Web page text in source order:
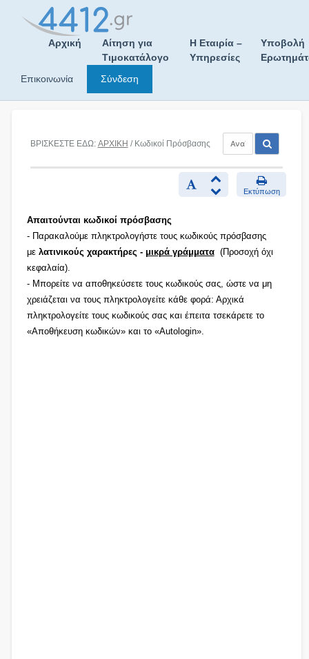
Αρχική
Αίτηση για
Τιμοκατάλογο
Η Εταιρία –
Υπηρεσίες
Υποβολή
Επικοινωνία
Σύνδεση
ΒΡΙΣΚΕΣΤΕ ΕΔΩ: ΑΡΧΙΚΗ / Κωδικοί Πρόσβασης
Εκτύπωση
Απαιτούνται κωδικοί πρόσβασης
- Παρακαλούμε πληκτρολογήστε τους κωδικούς πρόσβασης
με λατινικούς χαρακτήρες - μικρά γράμματα(Προσοχή όχι
κεφαλαία).
- Μπορείτε να αποθηκεύσετε τους κωδικούς σας, ώστε να μη
χρειάζεται να τους πληκτρολογείτε κάθε φορά: Αρχικά
πληκτρολογείτε τους κωδικούς σας και έπειτα τσεκάρετε το
«Αποθήκευση κωδικών» και το «Autologin».